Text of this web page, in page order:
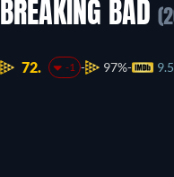
BREAKING BAD
72. -1 97%